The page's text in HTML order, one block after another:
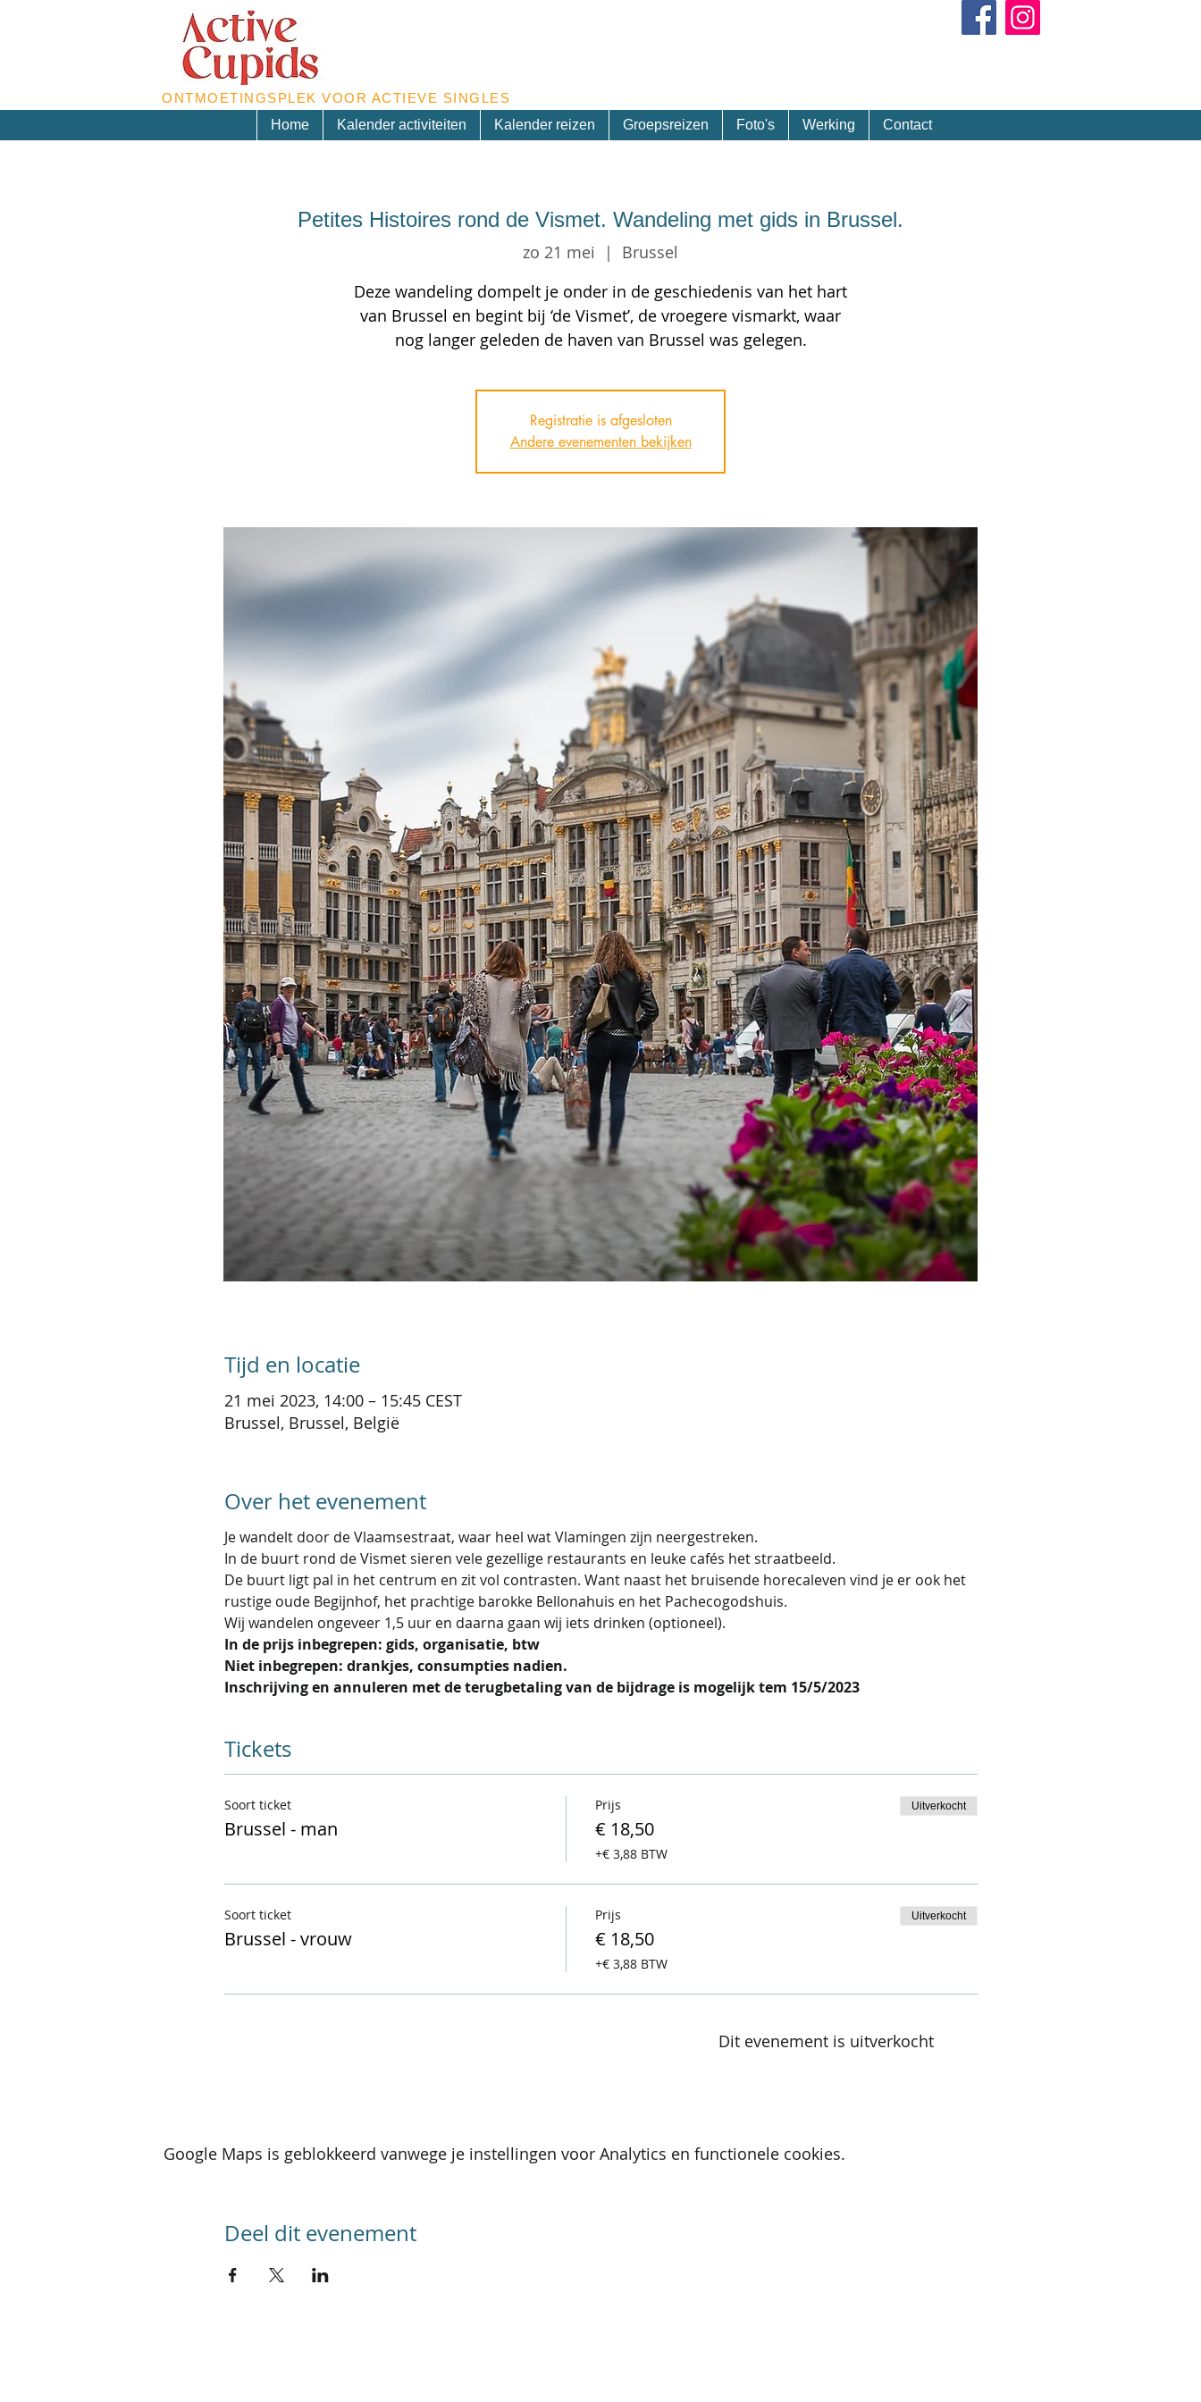
ONTMOETINGSPLEK VOOR ACTIEVE SINGLES
Home
Kalender activiteiten Kalender reizen Groepsreizen Foto's Werking Contact
Petites Histoires rond de Vismet. Wandeling met gids in Brussel.
zo 21 mei
  |
Brussel
Deze wandeling dompelt je onder in de geschiedenis van het hart
van Brussel en begint bij ‘de Vismet’, de vroegere vismarkt, waar
nog langer geleden de haven van Brussel was gelegen.
Registratie is afgesloten
Andere evenementen bekijken
Tijd en locatie
21 mei 2023, 14:00 – 15:45 CEST
Brussel, Brussel, België
Over het evenement
Je wandelt door de Vlaamsestraat, waar heel wat Vlamingen zijn neergestreken.
In de buurt rond de Vismet sieren vele gezellige restaurants en leuke cafés het straatbeeld.
De buurt ligt pal in het centrum en zit vol contrasten. Want naast het bruisende horecaleven vind je er ook het
rustige oude Begijnhof, het prachtige barokke Bellonahuis en het Pachecogodshuis.
Wij wandelen ongeveer 1,5 uur en daarna gaan wij iets drinken (optioneel).
In de prijs inbegrepen: gids, organisatie, btw
Niet inbegrepen: drankjes, consumpties nadien.
Inschrijving en annuleren met de terugbetaling van de bijdrage is mogelijk tem 15/5/2023
Tickets
Soort ticket
Brussel - man
Prijs
€ 18,50
+€ 3,88 BTW
Uitverkocht
Soort ticket
Brussel - vrouw
Prijs
€ 18,50
+€ 3,88 BTW
Uitverkocht
Dit evenement is uitverkocht
Google Maps is geblokkeerd vanwege je instellingen voor Analytics en functionele cookies.
Deel dit evenement